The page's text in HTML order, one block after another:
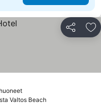
Jaa
Katso hinnat
Valtos Beach